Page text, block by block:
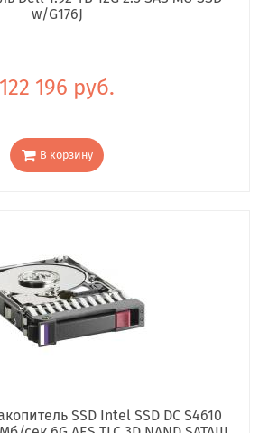
w/G176J
122 196 руб.
В корзину
SSD Intel SSD DC S4610